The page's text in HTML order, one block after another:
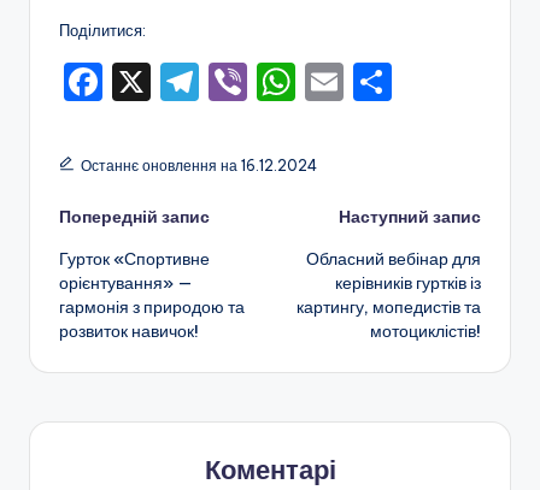
н
я
т
а
о
з
а
ш
л
Поділитися:
F
c
b
o
o
k
X
T
e
a
m
Vi
er
W
a
p
p
E
l
и
т
и
с
Останнє оновлення на 16.12.2024
Навігація
по
запису
Попередній запис
Гурток «Спортивне
орієнтування» —
гармонія з природою та
розвиток навичок!
Наступний запис
Обласний вебінар для
керівників гуртків із
картингу, мопедистів та
мотоциклістів!
Коментарі